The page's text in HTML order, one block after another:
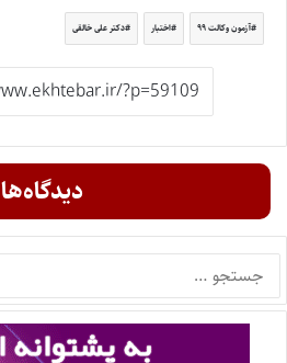
آزمون وکالت ۹۹ اختبار دکتر علی خالقی
دیدگاه‌ها